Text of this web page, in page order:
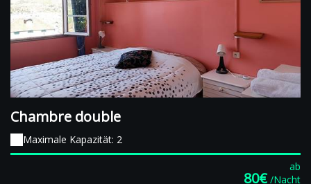
Chambre double
Maximale Kapazität: 2
ab
80€ /Nacht